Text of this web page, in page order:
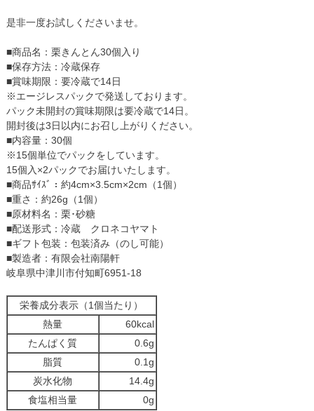
是非一度お試しくださいませ。
■商品名：栗きんとん30個入り
■保存方法：冷蔵保存
■賞味期限：要冷蔵で14日
※エージレスパックで発送しております。
パック未開封の賞味期限は要冷蔵で14日。
開封後は3日以内にお召し上がりください。
■内容量：30個
※15個単位でパックをしています。
15個入×2パックでお届けいたします。
■商品ｻｲｽﾞ：約4cm×3.5cm×2cm（1個）
■重さ：約26g（1個）
■原材料名：栗･砂糖
■配送形式：冷蔵 クロネコヤマト
■ギフト包装：包装済み（のし可能）
■製造者：有限会社南陽軒
岐阜県中津川市付知町6951-18
栄養成分表示（1個当たり）
熱量
60kcal
たんぱく質
0.6g
脂質
0.1g
炭水化物
14.4g
食塩相当量
0g